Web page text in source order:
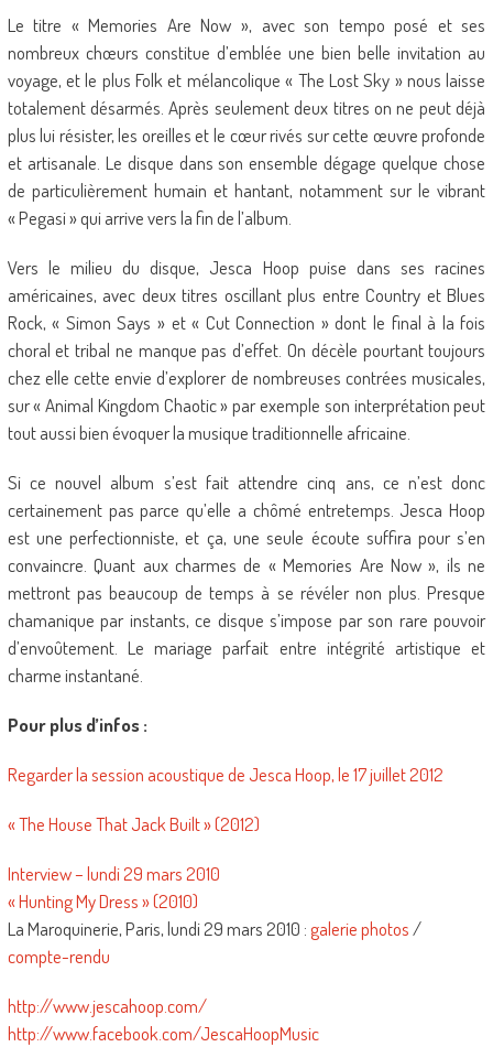
Le titre « Memories Are Now », avec son tempo posé et ses
nombreux chœurs constitue d’emblée une bien belle invitation au
voyage, et le plus Folk et mélancolique « The Lost Sky » nous laisse
totalement désarmés. Après seulement deux titres on ne peut déjà
plus lui résister, les oreilles et le cœur rivés sur cette œuvre profonde
et artisanale. Le disque dans son ensemble dégage quelque chose
de particulièrement humain et hantant, notamment sur le vibrant
« Pegasi » qui arrive vers la fin de l’album.
Vers le milieu du disque, Jesca Hoop puise dans ses racines
américaines, avec deux titres oscillant plus entre Country et Blues
Rock, « Simon Says » et « Cut Connection » dont le final à la fois
choral et tribal ne manque pas d’effet. On décèle pourtant toujours
chez elle cette envie d’explorer de nombreuses contrées musicales,
sur « Animal Kingdom Chaotic » par exemple son interprétation peut
tout aussi bien évoquer la musique traditionnelle africaine.
Si ce nouvel album s’est fait attendre cinq ans, ce n’est donc
certainement pas parce qu’elle a chômé entretemps. Jesca Hoop
est une perfectionniste, et ça, une seule écoute suffira pour s’en
convaincre. Quant aux charmes de « Memories Are Now », ils ne
mettront pas beaucoup de temps à se révéler non plus. Presque
chamanique par instants, ce disque s’impose par son rare pouvoir
d’envoûtement. Le mariage parfait entre intégrité artistique et
charme instantané.
Pour plus d’infos :
Regarder la session acoustique de Jesca Hoop, le 17 juillet 2012
« The House That Jack Built » (2012)
Interview – lundi 29 mars 2010
« Hunting My Dress » (2010)
La Maroquinerie, Paris, lundi 29 mars 2010 :galerie photos/
compte-rendu
http://www.jescahoop.com/
http://www.facebook.com/JescaHoopMusic